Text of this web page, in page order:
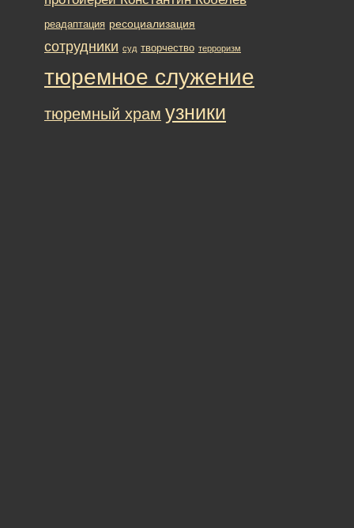
реадаптация ресоциализация
сотрудники суд творчество терроризм
тюремное служение
тюремный храм узники